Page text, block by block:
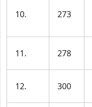
10. 273
11. 278
12. 300